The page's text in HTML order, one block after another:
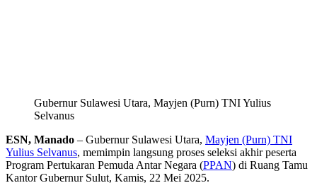
Gubernur Sulawesi Utara, Mayjen (Purn) TNI Yulius
Selvanus
ESN, Manado – Gubernur Sulawesi Utara, Mayjen (Purn) TNI
Yulius Selvanus, memimpin langsung proses seleksi akhir peserta
Program Pertukaran Pemuda Antar Negara (PPAN) di Ruang Tamu
Kantor Gubernur Sulut, Kamis, 22 Mei 2025.